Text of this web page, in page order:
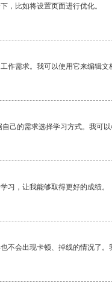
，比如将设置页面进行优化。
作需求。我可以使用它来编辑文
己的需求选择学习方式。我可以
习，让我能够取得更好的成绩。
不会出现卡顿、掉线的情况了